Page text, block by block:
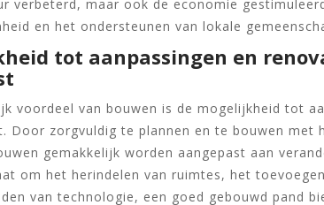
verbeterd, maar ook de economie
en het ondersteunen van lokale
tot aanpassingen en
voordeel van bouwen is de mogelijkheid tot
Door zorgvuldig te plannen en te bouwen met
gemakkelijk worden aangepast aan
om het herindelen van ruimtes, het
van technologie, een goed gebouwd pand